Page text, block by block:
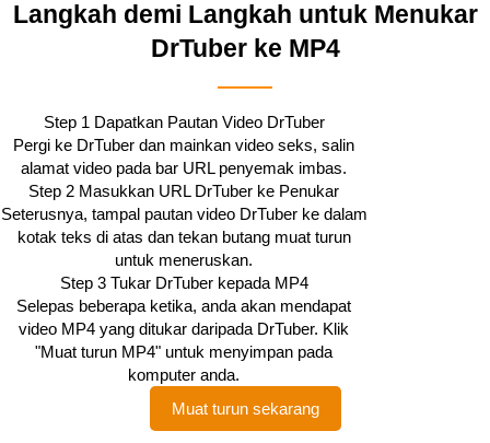
Langkah demi Langkah untuk Menukar
DrTuber ke MP4
Step 1 Dapatkan Pautan Video DrTuber
Pergi ke DrTuber dan mainkan video seks, salin
alamat video pada bar URL penyemak imbas.
Step 2 Masukkan URL DrTuber ke Penukar
Seterusnya, tampal pautan video DrTuber ke dalam
kotak teks di atas dan tekan butang muat turun
untuk meneruskan.
Step 3 Tukar DrTuber kepada MP4
Selepas beberapa ketika, anda akan mendapat
video MP4 yang ditukar daripada DrTuber. Klik
"Muat turun MP4" untuk menyimpan pada
komputer anda.
Muat turun sekarang